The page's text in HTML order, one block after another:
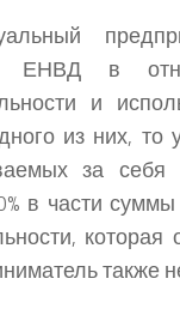
ЕНВД в
и
из них,
за
в части
также